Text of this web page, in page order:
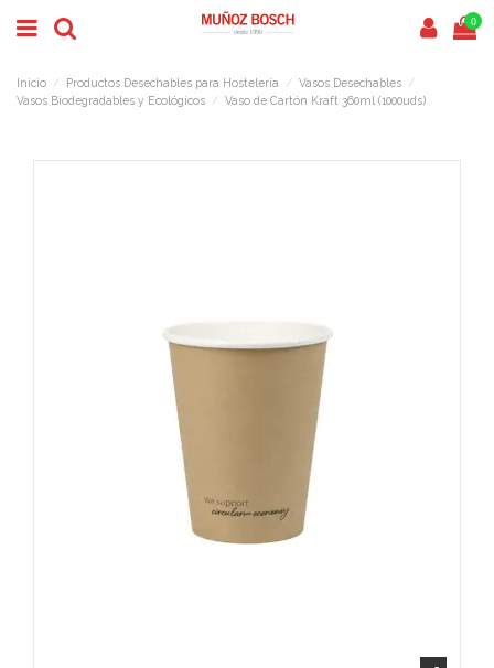
0
Inicio Productos Desechables para Hostelería
Vasos Desechables
Vasos Biodegradables y Ecológicos
Vaso de Cartón Kraft 360ml (1000uds)